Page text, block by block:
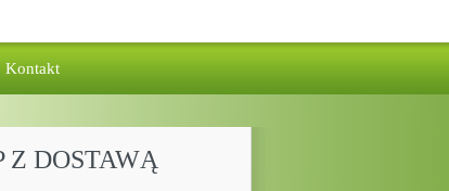
Kontakt
Z DOSTAWĄ